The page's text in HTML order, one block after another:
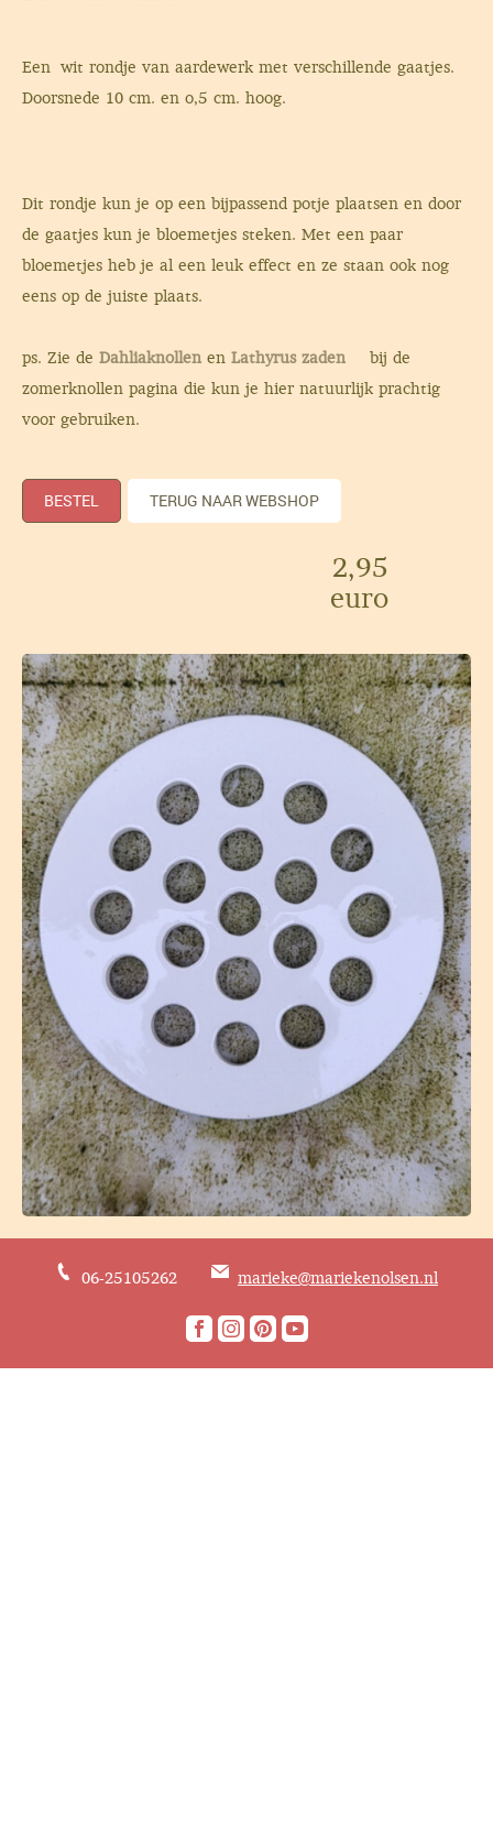
Een wit rondje van aardewerk met verschillende gaatjes.
Doorsnede 10 cm. en o,5 cm. hoog.
Dit rondje kun je op een bijpassend potje plaatsen en door
de gaatjes kun je bloemetjes steken. Met een paar
bloemetjes heb je al een leuk effect en ze staan ook nog
eens op de juiste plaats.
ps. Zie de Dahliaknollen en Lathyrus zaden
bij de
zomerknollen pagina die kun je hier natuurlijk prachtig
voor gebruiken.
BESTEL TERUG NAAR WEBSHOP
2,95
euro
06-25105262 marieke@mariekenolsen.nl